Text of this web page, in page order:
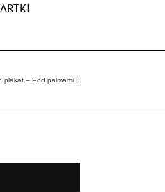
plakat – Pod palmami II